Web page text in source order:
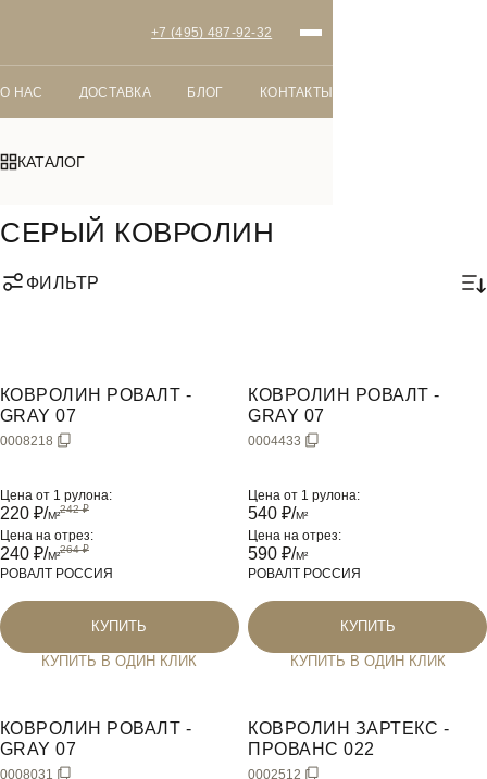
+7 (495) 487-92-32
О НАС ДОСТАВКА БЛОГ КОНТАКТЫ
КАТАЛОГ
СЕРЫЙ КОВРОЛИН
ФИЛЬТР
КОВРОЛИН РОВАЛТ -
GRAY 07
0008218
Цена от 1 рулона:
220 ₽/M²
Цена на отрез:
240 ₽/M²
РОВАЛТ РОССИЯ
КУПИТЬ
КУПИТЬ В ОДИН КЛИК
КОВРОЛИН РОВАЛТ -
GRAY 07
0004433
Цена от 1 рулона:
540 ₽/M²
Цена на отрез:
590 ₽/M²
РОВАЛТ РОССИЯ
КУПИТЬ
КУПИТЬ В ОДИН КЛИК
КОВРОЛИН РОВАЛТ -
GRAY 07
0008031
КОВРОЛИН ЗАРТЕКС -
ПРОВАНС 022
0002512